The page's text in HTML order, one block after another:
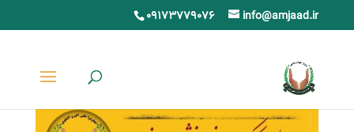
09173779076 info@amjaad.ir